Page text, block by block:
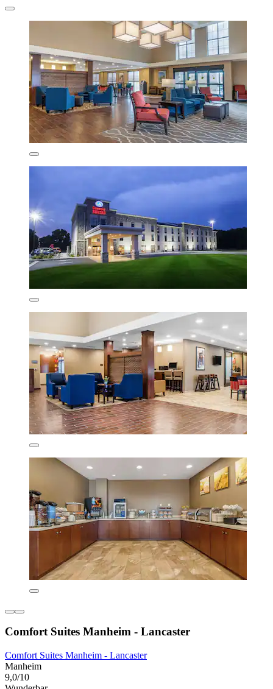
Comfort Suites Manheim - Lancaster
Comfort Suites Manheim - Lancaster
Manheim
9,0/10